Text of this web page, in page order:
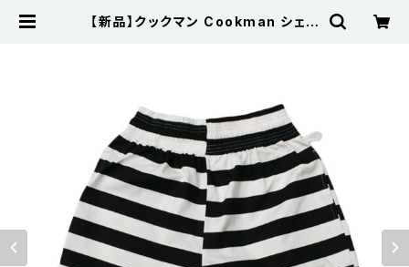
【新品】クックマン Cookman シェフ